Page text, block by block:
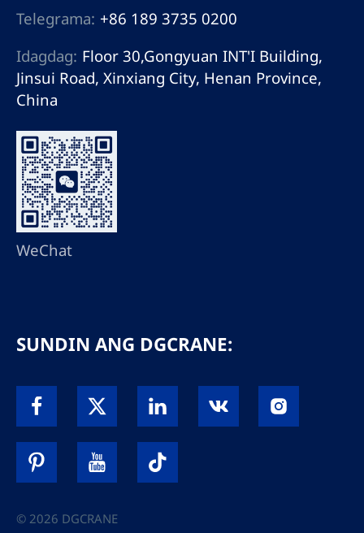
Telegrama: +86 189 3735 0200
Idagdag: Floor 30,Gongyuan INT'I Building,
Jinsui Road, Xinxiang City, Henan Province,
China
WeChat
SUNDIN ANG DGCRANE:
© 2026 DGCRANE